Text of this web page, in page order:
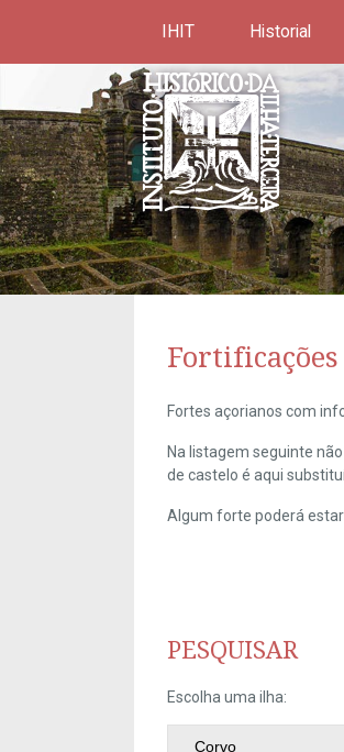
IHIT Historial
Fortificações
Fortes açorianos com
Na listagem seguinte
de castelo é aqui
Algum forte poderá
PESQUISAR
Escolha uma ilha: